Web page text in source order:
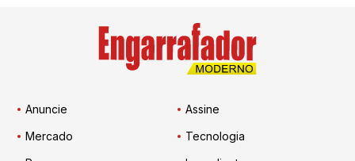
Anuncie
Assine
Mercado
Tecnologia